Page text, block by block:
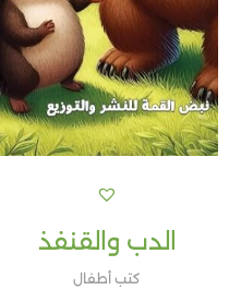
الدب والقنفذ
كتب أطفال